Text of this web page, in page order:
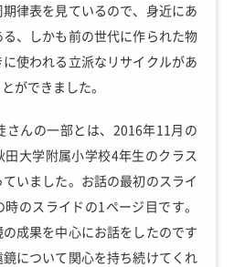
律表を見ているので、身近にあ
、しかも前の世代に作られた物
使われる立派なリサイクルがあ
ができました。
さんの一部とは、2016年11月の
大学附属小学校4年生のクラス
いました。お話の最初のスライ
のスライドの1ページ目です。
成果を中心にお話をしたのです
について関心を持ち続けてくれ